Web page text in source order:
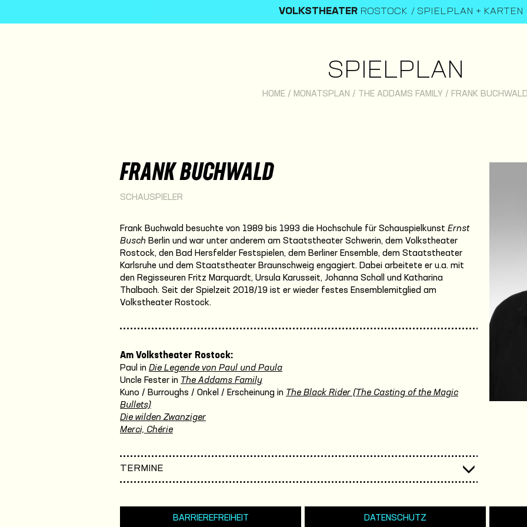
VOLKSTHEATER ROSTOCK SPIELPLAN + KARTEN
SPIELPLAN
HOME / MONATSPLAN / THE ADDAMS FAMILY / FRANK
FRANK BUCHWALD
SCHAUSPIELER
Frank Buchwald besuchte von 1989 bis 1993 die Hochschule für Schauspielkunst Ernst
Busch Berlin und war unter anderem am Staatstheater Schwerin, dem Volkstheater
Rostock, den Bad Hersfelder Festspielen, dem Berliner Ensemble, dem Staatstheater
Karlsruhe und dem Staatstheater Braunschweig engagiert. Dabei arbeitete er u.a. mit
den Regisseuren Fritz Marquardt, Ursula Karusseit, Johanna Schall und Katharina
Thalbach. Seit der Spielzeit 2018/19 ist er wieder festes Ensemblemitglied am
Volkstheater Rostock.
Am Volkstheater Rostock:
Paul in Die Legende von Paul und Paula
Uncle Fester in The Addams Family
Kuno / Burroughs / Onkel / Erscheinung in The Black Rider (The Casting of the Magic
Bullets)
Die wilden Zwanziger
Merci, Chérie
TERMINE
BARRIEREFREIHEIT DATENSCHUTZ